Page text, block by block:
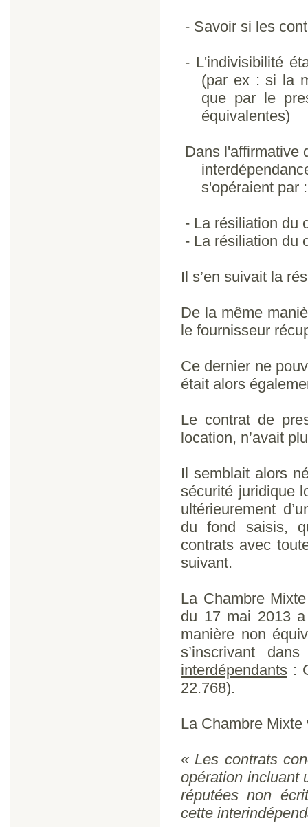
- Savoir si les
- L'indivisibilité
(par ex : si la
que par le
équivalentes)
Dans l'affirmative
s'opéraient par :
- La résiliation du
- La résiliation du
Il s’en suivait la
De la même
le fournisseur
Ce dernier ne
était alors
Le contrat de
location, n’avait
Il semblait alors
sécurité juridique
ultérieurement
du fond saisis,
contrats avec
suivant.
La Chambre
du 17 mai 2013
manière non
s’inscrivant
interdépendants :
22.768).
La Chambre
« Les contrats
opération incluant
réputées non
cette